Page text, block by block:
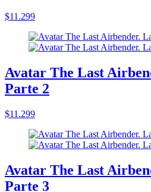
$11.299
Avatar The Last
Parte 2
$11.299
Avatar The Last
Parte 3